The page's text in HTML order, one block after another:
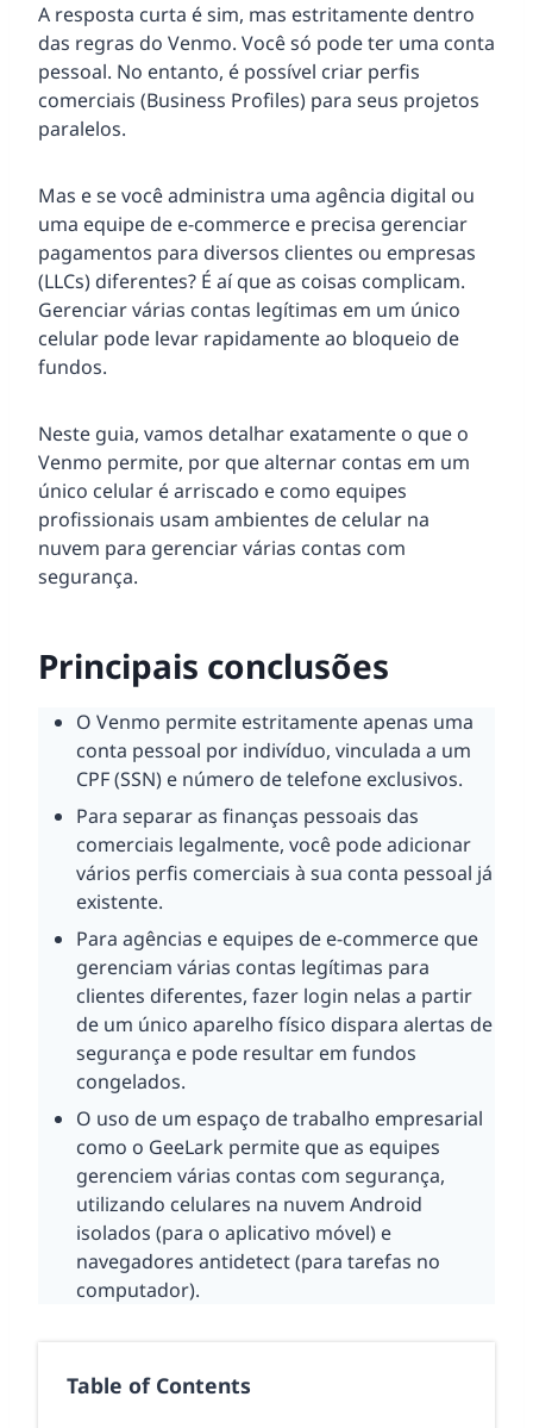
A resposta curta é sim, mas estritamente dentro
das regras do Venmo. Você só pode ter uma conta
pessoal. No entanto, é possível criar perfis
comerciais (Business Profiles) para seus projetos
paralelos.
Mas e se você administra uma agência digital ou
uma equipe de e-commerce e precisa gerenciar
pagamentos para diversos clientes ou empresas
(LLCs) diferentes? É aí que as coisas complicam.
Gerenciar várias contas legítimas em um único
celular pode levar rapidamente ao bloqueio de
fundos.
Neste guia, vamos detalhar exatamente o que o
Venmo permite, por que alternar contas em um
único celular é arriscado e como equipes
profissionais usam ambientes de celular na
nuvem para gerenciar várias contas com
segurança.
Principais conclusões
O Venmo permite estritamente apenas uma
conta pessoal por indivíduo, vinculada a um
CPF (SSN) e número de telefone exclusivos.
Para separar as finanças pessoais das
comerciais legalmente, você pode adicionar
vários perfis comerciais à sua conta pessoal já
existente.
Para agências e equipes de e-commerce que
gerenciam várias contas legítimas para
clientes diferentes, fazer login nelas a partir
de um único aparelho físico dispara alertas de
segurança e pode resultar em fundos
congelados.
O uso de um espaço de trabalho empresarial
como o GeeLark permite que as equipes
gerenciem várias contas com segurança,
utilizando celulares na nuvem Android
isolados (para o aplicativo móvel) e
navegadores antidetect (para tarefas no
computador).
Table of Contents